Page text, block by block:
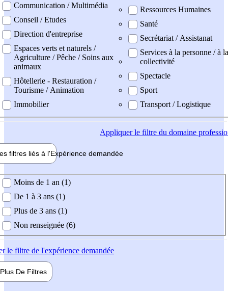
Communication / Multimédia
Conseil / Etudes
Direction d'entreprise
Espaces verts et naturels /
Agriculture / Pêche / Soins aux
animaux
Hôtellerie - Restauration /
Tourisme / Animation
Immobilier
Ressources Humaines
Santé
Secrétariat / Assistanat
Services à la personne / à la
collectivité
Spectacle
Sport
Transport / Logistique
Appliquerle filtre du domaine
filtres liés à l'Expérience demandée
demandée
Moins de 1 an (1)
De 1 à 3 ans (1)
Plus de 3 ans (1)
Non renseignée (6)
le filtre de l'expérience demandée
Plus De Filtres